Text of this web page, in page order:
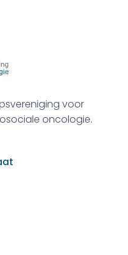
voor
oncologie.